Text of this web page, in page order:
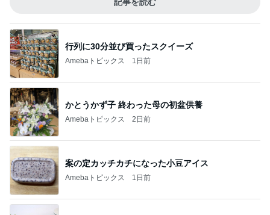
行列に30分並び買ったスクイーズ
Amebaトピックス 1日前
かとうかず子 終わった母の初盆供養
Amebaトピックス 2日前
案の定カッチカチになった小豆アイス
Amebaトピックス 1日前